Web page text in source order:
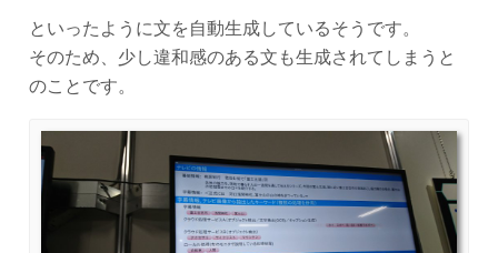
といったように文を自動生成しているそうです。
そのため、少し違和感のある文も生成されてしまうと
のことです。